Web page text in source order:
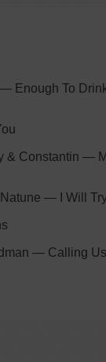
— Enough To
& Constantin —
— I Will
— Calling